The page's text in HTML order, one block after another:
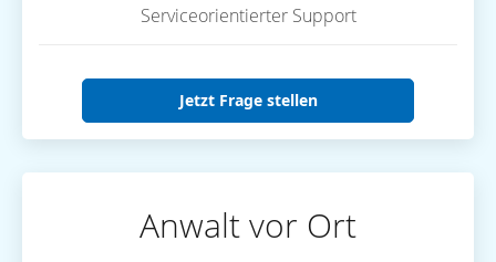
Serviceorientierter Support
Jetzt Frage stellen
Anwalt vor Ort